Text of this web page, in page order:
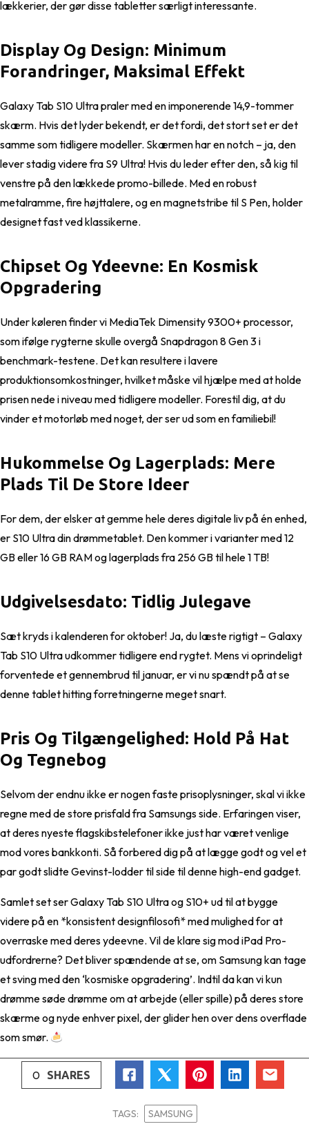
lækkerier, der gør disse tabletter særligt interessante.
Display Og Design: Minimum
Forandringer, Maksimal Effekt
Galaxy Tab S10 Ultra praler med en imponerende 14,9-tommer
skærm. Hvis det lyder bekendt, er det fordi, det stort set er det
samme som tidligere modeller. Skærmen har en notch – ja, den
lever stadig videre fra S9 Ultra! Hvis du leder efter den, så kig til
venstre på den lækkede promo-billede. Med en robust
metalramme, fire højttalere, og en magnetstribe til S Pen, holder
designet fast ved klassikerne.
Chipset Og Ydeevne: En Kosmisk
Opgradering
Under køleren finder vi MediaTek Dimensity 9300+ processor,
som ifølge rygterne skulle overgå Snapdragon 8 Gen 3 i
benchmark-testene. Det kan resultere i lavere
produktionsomkostninger, hvilket måske vil hjælpe med at holde
prisen nede i niveau med tidligere modeller. Forestil dig, at du
vinder et motorløb med noget, der ser ud som en familiebil!
Hukommelse Og Lagerplads: Mere
Plads Til De Store Ideer
For dem, der elsker at gemme hele deres digitale liv på én enhed,
er S10 Ultra din drømmetablet. Den kommer i varianter med 12
GB eller 16 GB RAM og lagerplads fra 256 GB til hele 1 TB!
Udgivelsesdato: Tidlig Julegave
Sæt kryds i kalenderen for oktober! Ja, du læste rigtigt – Galaxy
Tab S10 Ultra udkommer tidligere end rygtet. Mens vi oprindeligt
forventede et gennembrud til januar, er vi nu spændt på at se
denne tablet hitting forretningerne meget snart.
Pris Og Tilgængelighed: Hold På Hat
Og Tegnebog
Selvom der endnu ikke er nogen faste prisoplysninger, skal vi ikke
regne med de store prisfald fra Samsungs side. Erfaringen viser,
at deres nyeste flagskibstelefoner ikke just har været venlige
mod vores bankkonti. Så forbered dig på at lægge godt og vel et
par godt slidte Gevinst-lodder til side til denne high-end gadget.
Samlet set ser Galaxy Tab S10 Ultra og S10+ ud til at bygge
videre på en *konsistent designfilosofi* med mulighed for at
overraske med deres ydeevne. Vil de klare sig mod iPad Pro-
udfordrerne? Det bliver spændende at se, om Samsung kan tage
et sving med den ‘kosmiske opgradering’. Indtil da kan vi kun
drømme søde drømme om at arbejde (eller spille) på deres store
skærme og nyde enhver pixel, der glider hen over dens overflade
som smør.
0 SHARES
TAGS: SAMSUNG